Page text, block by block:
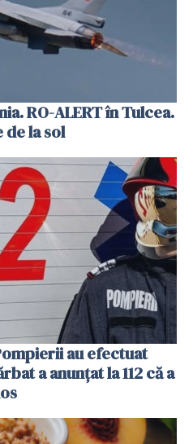
RO-ALERT în Tulcea.
de la sol
au efectuat
a anunțat la 112 că a